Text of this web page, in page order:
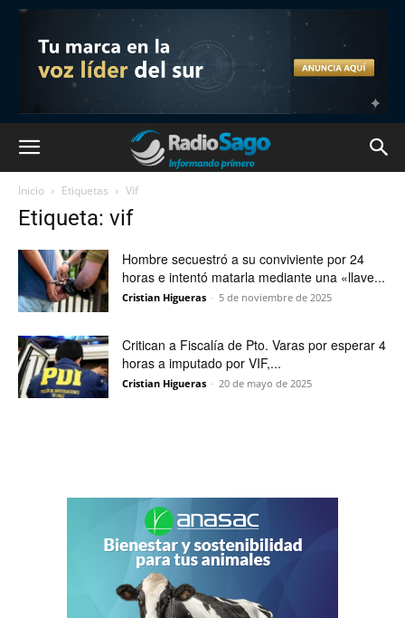
Inicio Etiquetas Vif
Etiqueta: vif
Hombre secuestró a su conviviente por 24
horas e intentó matarla mediante una «llave...
Cristian Higueras - 5 de noviembre de 2025
Critican a Fiscalía de Pto. Varas por esperar 4
horas a imputado por VIF,...
Cristian Higueras - 20 de mayo de 2025